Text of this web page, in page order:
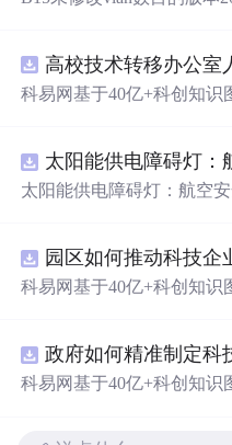
科易网基于40亿+科创知
新领域的AI+数智化解决方
智能化发展。
太阳能供电障碍灯：航空
园区如何推动科技企
科易网基于40亿+科创知
新领域的AI+数智化解决方
智能化发展。
科易网基于40亿+科创知